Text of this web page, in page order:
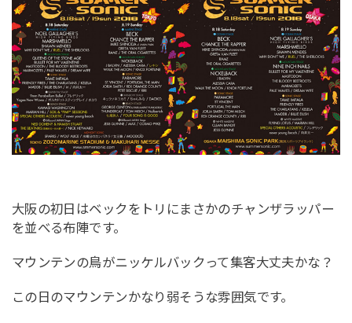
大阪の初日はベックをトリにまさかのチャンザラッパー
を並べる布陣です。
マウンテンの鳥がニッケルバックって集客大丈夫かな？
この日のマウンテンかなり弱そうな雰囲気です。